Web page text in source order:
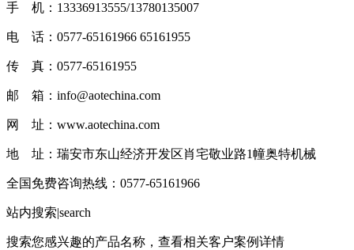
手 机：13336913555/13780135007
电 话：0577-65161966 65161955
传 真：0577-65161955
邮 箱：info@aotechina.com
网 址：www.aotechina.com
地 址：瑞安市东山经济开发区肖宅敬业路1幢奥特机械
全国免费咨询热线： 0577-65161966
站内搜索|search
搜索您感兴趣的产品名称，查看相关客户案例详情